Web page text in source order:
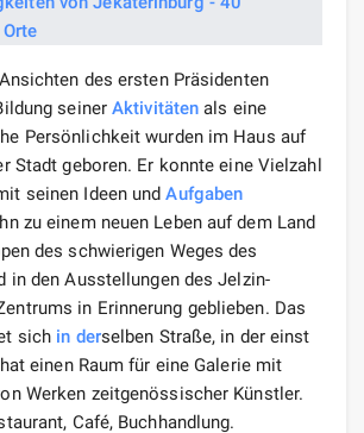
des ersten Präsidenten
seinerAktivitäten als eine
Persönlichkeit wurden im Haus auf
Stadt geboren. Er konnte eine Vielzahl
seinen Ideen undAufgaben
zu einem neuen Leben auf dem Land
des schwierigen Weges des
in den Ausstellungen des Jelzin-
in Erinnerung geblieben. Das
sich in derselben Straße, in der einst
einen Raum für eine Galerie mit
Werken zeitgenössischer Künstler.
Café, Buchhandlung.